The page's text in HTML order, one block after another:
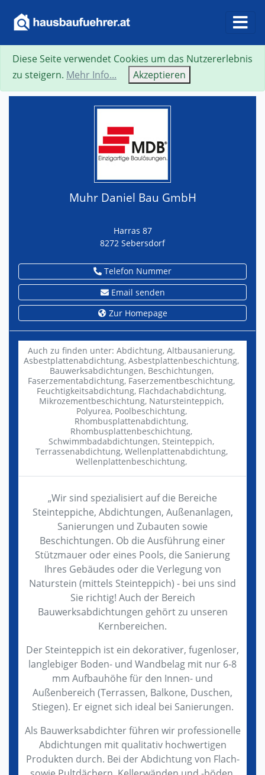
Suche Neue Suche Zurück
Muhr Daniel Bau GmbH
Harras 87
8272 Sebersdorf
Telefon Nummer
Email senden
Zur Homepage
Auch zu finden unter: Abdichtung, Altbausanierung,
Asbestplattenabdichtung, Asbestplattenbeschichtung,
Bauwerksabdichtungen, Beschichtungen,
Faserzementabdichtung, Faserzementbeschichtung,
Feuchtigkeitsabdichtung, Flachdachabdichtung,
Mikrozementbeschichtung, Natursteinteppich,
Polyurea, Poolbeschichtung,
Rhombusplattenabdichtung,
Rhombusplattenbeschichtung,
Schwimmbadabdichtungen, Steinteppich,
Terrassenabdichtung, Wellenplattenabdichtung,
Wellenplattenbeschichtung,
„Wir sind spezialisiert auf die Bereiche
Steinteppiche, Abdichtungen, Außenanlagen,
Sanierungen und Zubauten sowie
Beschichtungen. Ob die Ausführung einer
Stützmauer oder eines Pools, die Sanierung
Ihres Gebäudes oder die Verlegung von
Naturstein (mittels Steinteppich) - bei uns sind
Sie richtig! Auch der Bereich
Bauwerksabdichtungen gehört zu unseren
Kernbereichen.
Der Steinteppich ist ein dekorativer, fugenloser,
langlebiger Boden- und Wandbelag mit nur 6-8
mm Aufbauhöhe für den Innen- und
Außenbereich (Terrassen, Balkone, Duschen,
Stiegen). Er eignet sich ideal bei Sanierungen.
Als Bauwerksabdichter führen wir professionelle
Abdichtungen mit qualitativ hochwertigen
Produkten durch. Bei der Abdichtung von Flach-
Diese Seite verwendet Cookies um das Nutzererlebnis
zu steigern. Mehr Info... Akzeptieren